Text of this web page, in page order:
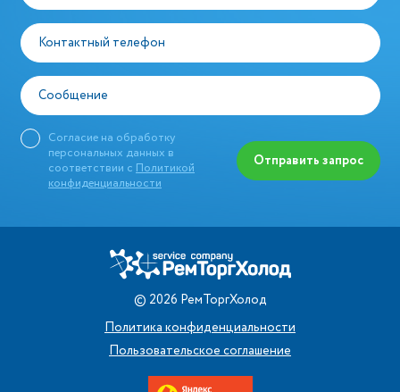
Контактный телефон
Сообщение
Согласие на обработку
персональных данных в
соответствии с Политикой
конфиденциальности
Отправить запрос
© 2026 РемТоргХолод
Политика конфиденциальности
Пользовательское соглашение